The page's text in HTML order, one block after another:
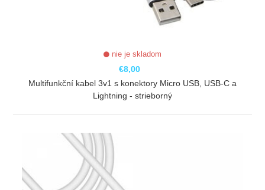
nie je skladom
€8,00
Multifunkční kabel 3v1 s konektory Micro USB, USB-C a
Lightning - strieborný